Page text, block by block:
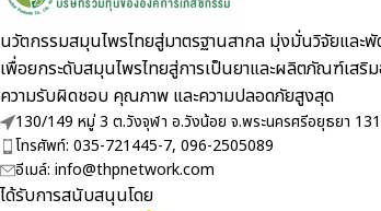
นวัตกรรมสมุนไพรไทยสู่มาตรฐานสากล มุ่งมั่นวิจัยแล
เพื่อยกระดับสมุนไพรไทยสู่การเป็นยาและผลิตภัณฑ์
ความรับผิดชอบ คุณภาพ และความปลอดภัยสูงสุด
130/149 หมู่ 3 ต.วังจุฬา อ.วังน้อย จ.พระนครศรีอยุธยา
โทรศัพท์: 035-721445-7, 096-2505089
อีเมล์: info@thpnetwork.com
ได้รับการสนับสนุนโดย